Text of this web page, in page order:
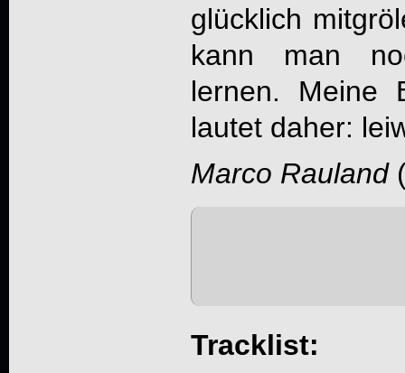
glücklich
kann man
lernen. Meine
lautet daher:
Marco Rauland
Tracklist: